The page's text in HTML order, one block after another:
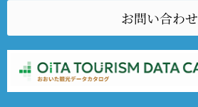
お問い合わせ